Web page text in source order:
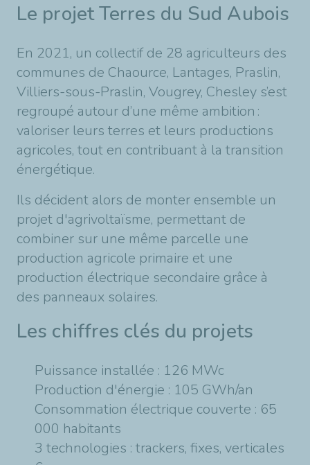
Le projet Terres du Sud Aubois
En 2021, un collectif de 28 agriculteurs des
communes de Chaource, Lantages, Praslin,
Villiers-sous-Praslin, Vougrey, Chesley s’est
regroupé autour d’une même ambition :
valoriser leurs terres et leurs productions
agricoles, tout en contribuant à la transition
énergétique.
Ils décident alors de monter ensemble un
projet d'agrivoltaïsme, permettant de
combiner sur une même parcelle une
production agricole primaire et une
production électrique secondaire grâce à
des panneaux solaires.
Les chiffres clés du projets
Puissance installée : 126 MWc
Production d'énergie : 105 GWh/an
Consommation électrique couverte : 65
000 habitants
3 technologies : trackers, fixes, verticales